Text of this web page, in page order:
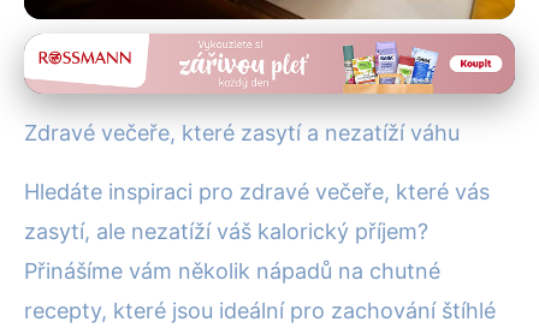
Zdravé večeře
Zdravé večeře pro štíhlou linii:
· 4 min čtení · Autor: Pavel Urbanec
Zdravé večeře, které zasytí a nezatíží váhu
Hledáte inspiraci pro zdravé večeře, které vás
zasytí, ale nezatíží váš kalorický příjem?
Přinášíme vám několik nápadů na chutné
recepty, které jsou ideální pro zachování štíhlé